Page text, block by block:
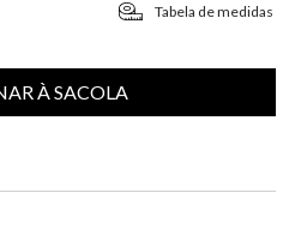
Tabela de medidas
À SACOLA